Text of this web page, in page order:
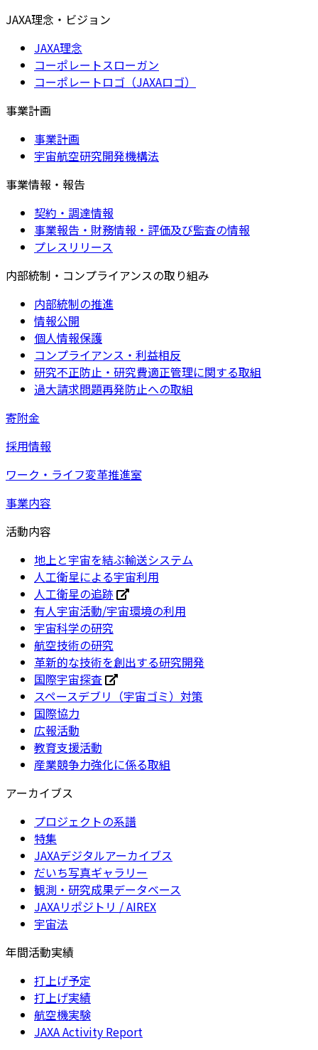
JAXA理念・ビジョン
JAXA理念
コーポレートスローガン
コーポレートロゴ（JAXAロゴ）
事業計画
事業計画
宇宙航空研究開発機構法
事業情報・報告
契約・調達情報
事業報告・財務情報・評価及び監査の情報
プレスリリース
内部統制・コンプライアンスの取り組み
内部統制の推進
情報公開
個人情報保護
コンプライアンス・利益相反
研究不正防止・研究費適正管理に関する取組
過大請求問題再発防止への取組
寄附金
採用情報
ワーク・ライフ変革推進室
事業内容
活動内容
地上と宇宙を結ぶ輸送システム
人工衛星による宇宙利用
人工衛星の追跡
有人宇宙活動/宇宙環境の利用
宇宙科学の研究
航空技術の研究
革新的な技術を創出する研究開発
国際宇宙探査
スペースデブリ（宇宙ゴミ）対策
国際協力
広報活動
教育支援活動
産業競争力強化に係る取組
アーカイブス
プロジェクトの系譜
特集
JAXAデジタルアーカイブス
だいち写真ギャラリー
観測・研究成果データベース
JAXAリポジトリ / AIREX
宇宙法
年間活動実績
打上げ予定
打上げ実績
航空機実験
JAXA Activity Report